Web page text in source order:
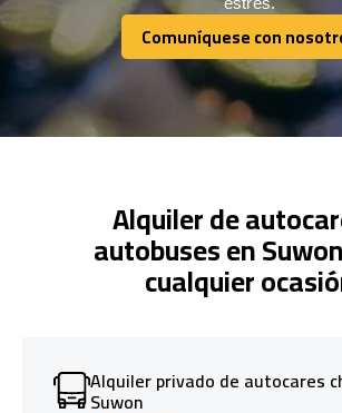
Comuníquese con
Comuníquese con
Alquiler de
autobuses en
cualquier
Alquiler privado de autocares
Suwon